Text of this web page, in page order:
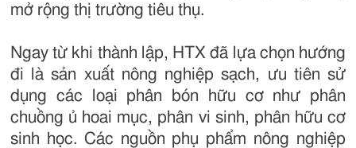
mở rộng thị trường tiêu thụ.
Ngay từ khi thành lập, HTX đã lựa chọn hướng
đi là sản xuất nông nghiệp sạch, ưu tiên sử
dụng các loại phân bón hữu cơ như phân
chuồng ủ hoai mục, phân vi sinh, phân hữu cơ
sinh học. Các nguồn phụ phẩm nông nghiệp